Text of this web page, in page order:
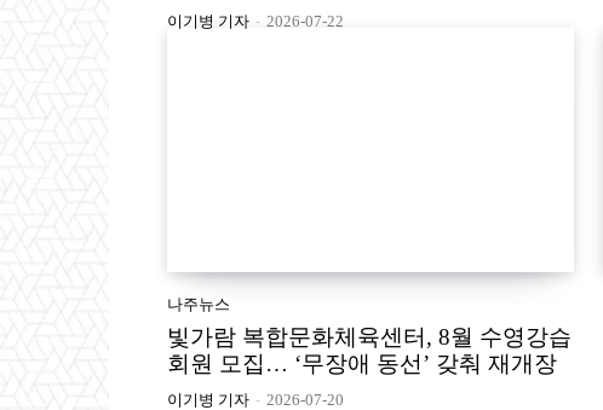
이기병 기자 - 2026-07-22
나주뉴스
빛가람 복합문화체육센터, 8월 수영강습
회원 모집… ‘무장애 동선’ 갖춰 재개장
이기병 기자 - 2026-07-20